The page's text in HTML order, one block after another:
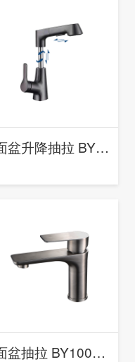
面盆升降抽拉 BY7001 （枪灰)
面盆抽拉 BY1001（枪灰)